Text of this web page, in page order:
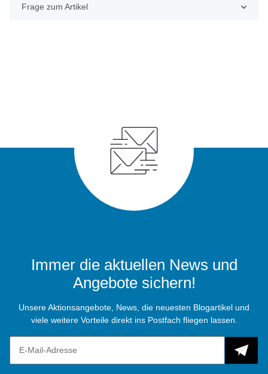
Frage zum Artikel
Immer die aktuellen News und
Angebote sichern!
Unsere Aktionsangebote, News, die neuesten Blogartikel und
viele weitere Vorteile direkt ins Postfach fliegen lassen.